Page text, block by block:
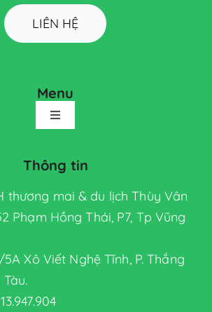
LIÊN HỆ
Menu
Toggle
Thông tin
thương mai & du lịch Thùy Vân
Phạm Hồng Thái, P7, Tp Vũng
Xô Viết Nghệ Tĩnh, P. Thắng